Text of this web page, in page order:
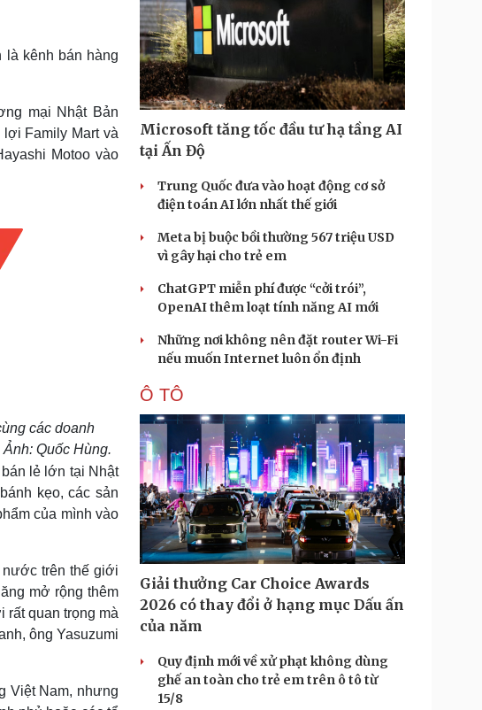
Doanh nghiệp
Thông tin doanh nghiệp
Doanh nghiệp 24h
Doanh nhân
Vì cộng đồng
Công nghệ
Sành điệu
Trải nghiệm
Chuyển đổi số
Du lịch
Tư vấn
Podcast
Đọc truyện đêm khuya
Cửa sổ tình yêu
Hạt giống tâm hồn
kênh bán hàng
mại Nhật Bản
Family Mart và
Motoo vào
các doanh
Quốc Hùng.
lẻ lớn tại Nhật
kẹo, các sản
của mình vào
nước trên thế giới
mở rộng thêm
quan trọng mà
ông Yasuzumi
Việt Nam, nhưng
Microsoft tăng tốc đầu tư hạ tầng AI
tại Ấn Độ
Trung Quốc đưa vào hoạt động cơ sở
điện toán AI lớn nhất thế giới
Meta bị buộc bồi thường 567 triệu USD
vì gây hại cho trẻ em
ChatGPT miễn phí được “cởi trói”,
OpenAI thêm loạt tính năng AI mới
Những nơi không nên đặt router Wi-Fi
nếu muốn Internet luôn ổn định
Ô TÔ
Giải thưởng Car Choice Awards
2026 có thay đổi ở hạng mục Dấu ấn
của năm
Quy định mới về xử phạt không dùng
ghế an toàn cho trẻ em trên ô tô từ
15/8